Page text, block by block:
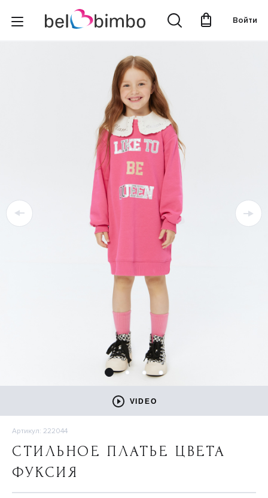
Войти
VIDEO
Артикул: 222044
СТИЛЬНОЕ ПЛАТЬЕ ЦВЕТА
ФУКСИЯ